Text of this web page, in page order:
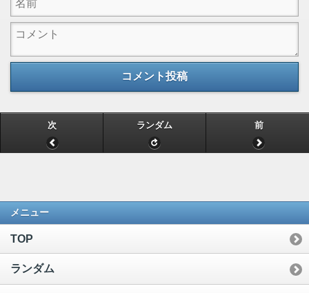
コメント投稿
次 ランダム 前
メニュー
TOP
ランダム